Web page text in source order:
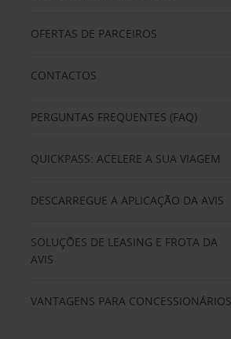
OFERTAS DE PARCEIROS
CONTACTOS
PERGUNTAS FREQUENTES (FAQ)
QUICKPASS: ACELERE A SUA VIAGEM
DESCARREGUE A APLICAÇÃO DA AVIS
SOLUÇÕES DE LEASING E FROTA DA
AVIS
VANTAGENS PARA CONCESSIONÁRIOS